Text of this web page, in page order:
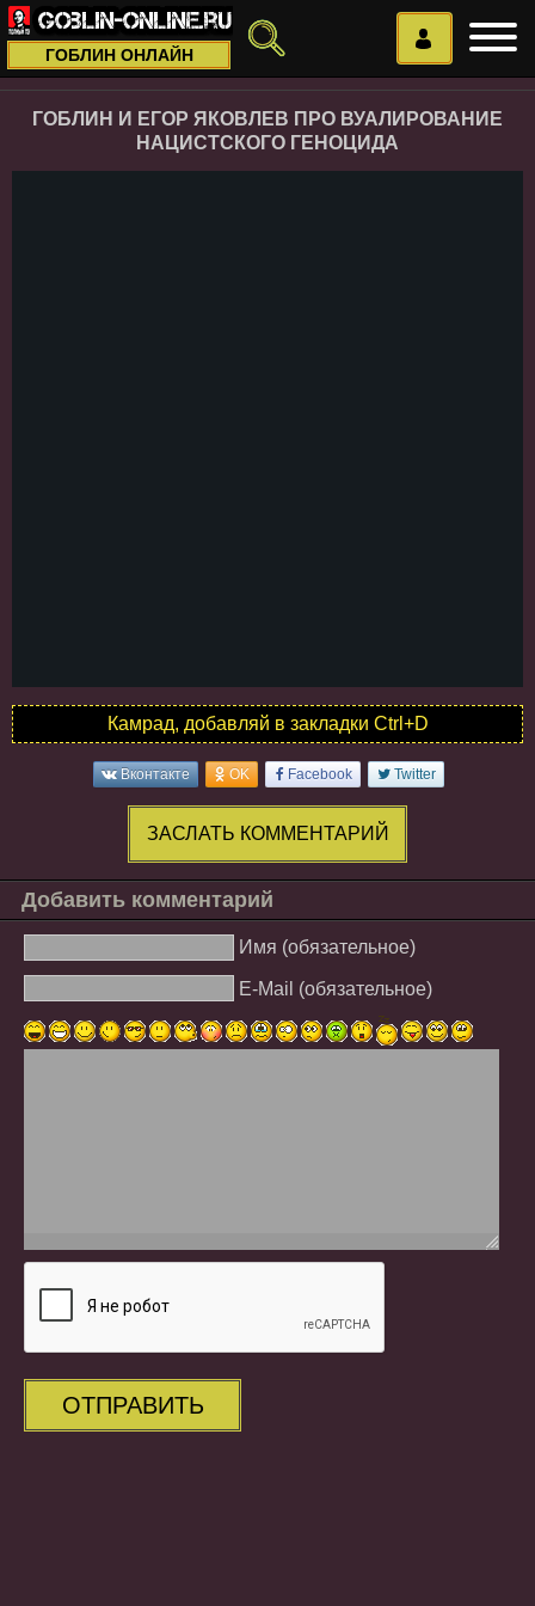
ГОБЛИН ОНЛАЙН
ГОБЛИН И ЕГОР ЯКОВЛЕВ ПРО ВУАЛИРОВАНИЕ
НАЦИСТСКОГО ГЕНОЦИДА
Камрад, добавляй в закладки Ctrl+D
Вконтакте OK Facebook Twitter
ЗАСЛАТЬ КОММЕНТАРИЙ
Добавить комментарий
Имя (обязательное)
E-Mail (обязательное)
ОТПРАВИТЬ